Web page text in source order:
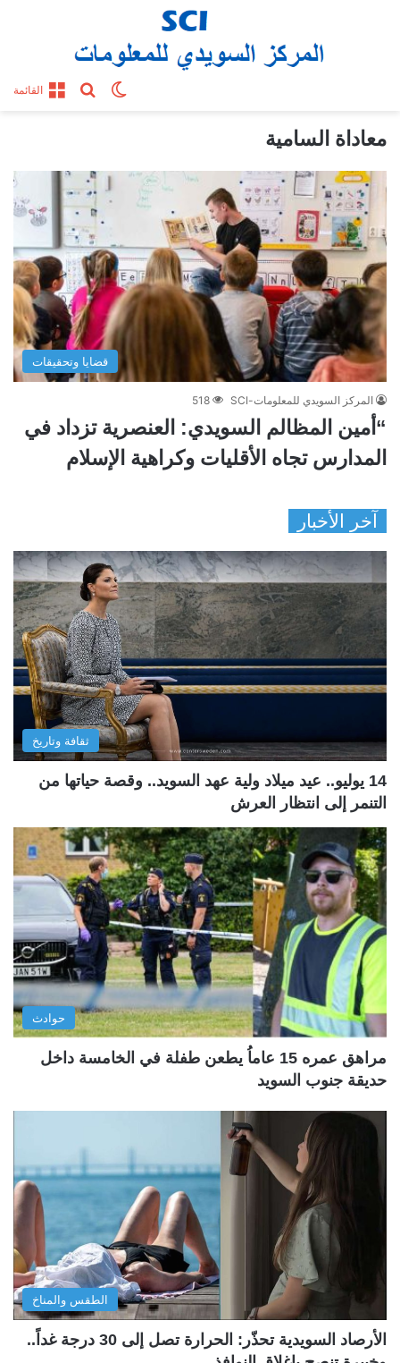
القائمةبحث عن
الوضع المظلم
معاداة السامية
قضايا وتحقيقات
المركز السويدي للمعلومات-SCI 518
“أمين المظالم السويدي: العنصرية تزداد في
المدارس تجاه الأقليات وكراهية الإسلام
آخر الأخبار
ثقافة وتاريخ
14 يوليو.. عيد ميلاد ولية عهد السويد.. وقصة حياتها من
التنمر إلى انتظار العرش
حوادث
مراهق عمره 15 عاماُ يطعن طفلة في الخامسة داخل
حديقة جنوب السويد
الطقس والمناخ
الأرصاد السويدية تحذّر: الحرارة تصل إلى 30 درجة غداً..